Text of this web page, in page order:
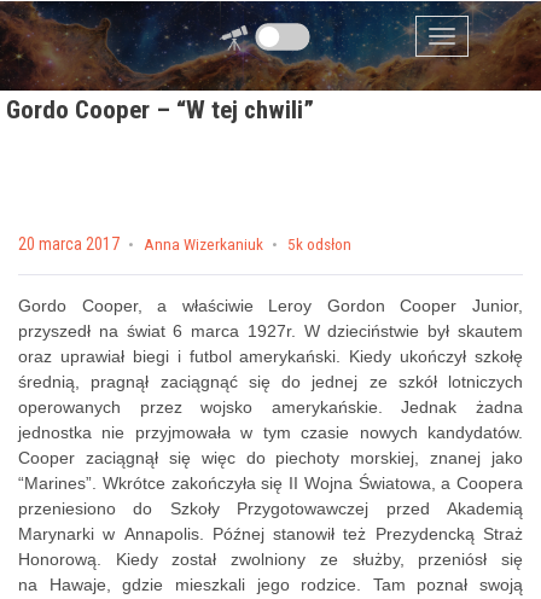
Przejdź do zawartości
Menu
Gordo Cooper – “W tej chwili”
Posted on
20 marca 2017 by Anna Wizerkaniuk 5k odsłon
Gordo Cooper, a właściwie Leroy Gordon Cooper Junior,
przyszedł na świat 6 marca 1927r. W dzieciństwie był skautem
oraz uprawiał biegi i futbol amerykański. Kiedy ukończył szkołę
średnią, pragnął zaciągnąć się do jednej ze szkół lotniczych
operowanych przez wojsko amerykańskie. Jednak żadna
jednostka nie przyjmowała w tym czasie nowych kandydatów.
Cooper zaciągnął się więc do piechoty morskiej, znanej jako
“Marines”. Wkrótce zakończyła się II Wojna Światowa, a Coopera
przeniesiono do Szkoły Przygotowawczej przed Akademią
Marynarki w Annapolis. Późnej stanowił też Prezydencką Straż
Honorową. Kiedy został zwolniony ze służby, przeniósł się
na Hawaje, gdzie mieszkali jego rodzice. Tam poznał swoją